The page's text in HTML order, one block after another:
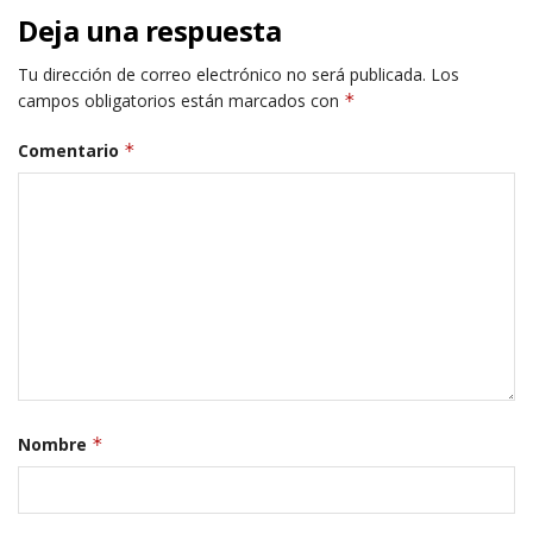
Deja una respuesta
Tu dirección de correo electrónico no será publicada. Los
campos obligatorios están marcados con *
Comentario *
Nombre *